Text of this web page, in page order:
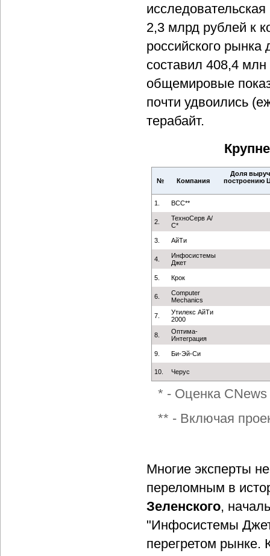
2,3 млрд рублей к
российского
составил 408,4
общемировые
почти удвоились
терабайт.
№ Компания
Доля
построению
1. BCC**
2.
ТехноСерв А/
С*
3. АйТи
4.
Инфосистемы
Джет
5. Крок
6.
Computer
Mechanics
7.
Утилекс АйТи
2000
8.
Оптима-
Интеграция
9. Би-Эй-Си
10. Черус
* - Оценка CNews
** - Включая
Многие эксперты
переломным в
Зеленского,
"Инфосистемы
перегретом рынке.